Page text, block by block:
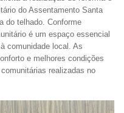
do Assentamento Santa
do telhado. Conforme
é um espaço essencial
comunidade local. As
e melhores condições
realizadas no